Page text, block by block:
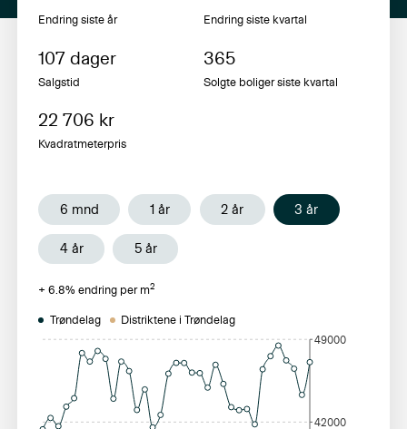
Endring siste år Endring siste kvartal
107 dager
Salgstid
365
Solgte boliger siste kvartal
22 706 kr
Kvadratmeterpris
6 mnd 1 år 2 år 3 år
4 år 5 år
+6.8% endring per m2
Trøndelag Distriktene i Trøndelag
42000
49000